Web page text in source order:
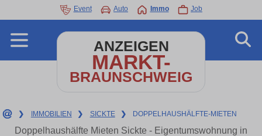
Event Auto Immo Job
ANZEIGEN
MARKT-
BRAUNSCHWEIG
❯ IMMOBILIEN ❯ SICKTE ❯ DOPPELHAUSHÄLFTE-MIETEN
Doppelhaushälfte Mieten Sickte - Eigentumswohnung in